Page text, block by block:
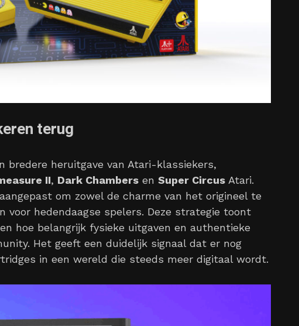
terug
bredere heruitgave van Atari-klassiekers,
II, Dark Chambers en Super Circus Atari.
om zowel de charme van het origineel te
voor hedendaagse spelers. Deze strategie toont
hoe belangrijk fysieke uitgaven en authentieke
Het geeft een duidelijk signaal dat er nog
in een wereld die steeds meer digitaal wordt.